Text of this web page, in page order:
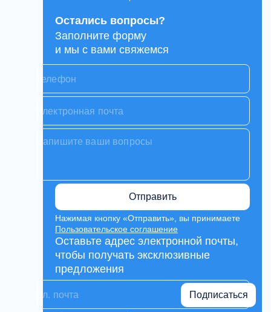
Остались вопросы?
Заполните форму
и мы с вами свяжемся
Отправить
Нажимая кнопку «Отправить», вы принимаете
Пользовательское соглашение
Оставьте адрес электронной почты,
чтобы получать эксклюзивные
предложения
Подписаться